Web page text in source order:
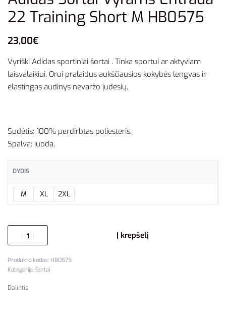
22 Training Short M HB0575
23,00€
Vyriški Adidas sportiniai šortai . Tinka sportui ar aktyviam
laisvalaikiui. Orui pralaidus aukščiausios kokybės lengvas ir
elastingas audinys nevaržo judesių.
Sudėtis: 100% perdirbtas poliesteris.
Spalva: juoda.
DYDIS
M XL 2XL
Į krepšelį
HB0575
Kategorija: Šortai
Dalintis